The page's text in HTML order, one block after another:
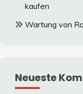
kaufen
Wartung von
Neueste